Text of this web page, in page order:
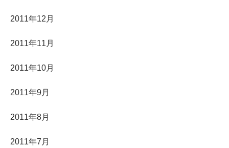
2011年12月
2011年11月
2011年10月
2011年9月
2011年8月
2011年7月